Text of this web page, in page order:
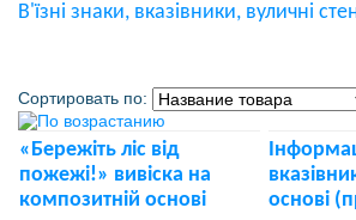
В'їзні знаки, вказівники, вуличні
Сортировать по:
«Бережіть ліс від
пожежі!» вивіска на
композитній основі
основі